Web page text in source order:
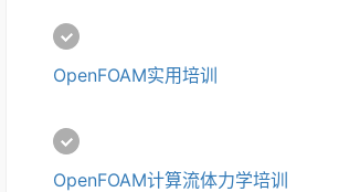
OpenFOAM实用培训
OpenFOAM计算流体力学培训